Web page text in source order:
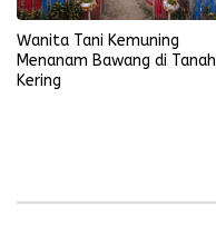
Wanita Tani Kemuning
Menanam Bawang di Tanah
Kering